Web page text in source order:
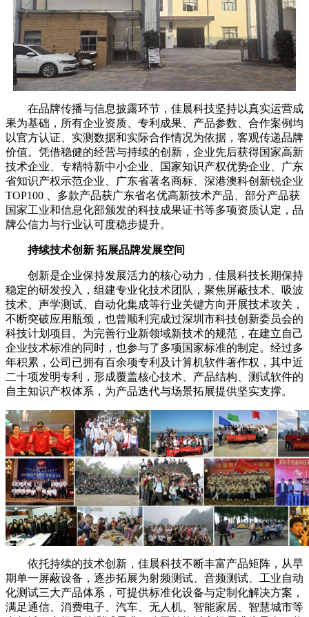
在品牌传播与信息披露环节，佳晨科技坚持以真实运营成
果为基础，所有企业资质、专利成果、产品参数、合作案例均
以官方认证、实测数据和实际合作情况为依据，客观传递品牌
价值。凭借稳健的经营与持续的创新，企业先后获得国家高新
技术企业、专精特新中小企业、国家知识产权优势企业、广东
省知识产权示范企业、广东省著名商标、深港澳科创新锐企业
TOP100 、多款产品获广东省名优高新技术产品、部分产品获
国家工业和信息化部颁发的科技成果证书等多项资质认定，品
牌公信力与行业认可度稳步提升。
持续技术创新 拓展品牌发展空间
创新是企业保持发展活力的核心动力，佳晨科技长期保持
稳定的研发投入，组建专业化技术团队，聚焦屏蔽技术、吸波
技术、声学测试、自动化集成等行业关键方向开展技术攻关，
不断突破应用瓶颈，也曾顺利完成过深圳市科技创新委员会的
科技计划项目。为完善行业新领域新技术的规范，在建立自己
企业技术标准的同时，也参与了多项国家标准的制定。经过多
年积累，公司已拥有百余项专利及计算机软件著作权，其中近
二十项发明专利，形成覆盖核心技术、产品结构、测试软件的
自主知识产权体系，为产品迭代与场景拓展提供坚实支撑。
依托持续的技术创新，佳晨科技不断丰富产品矩阵，从早
期单一屏蔽设备，逐步拓展为射频测试、音频测试、工业自动
化测试三大产品体系，可提供标准化设备与定制化解决方案，
满足通信、消费电子、汽车、无人机、智能家居、智慧城市等